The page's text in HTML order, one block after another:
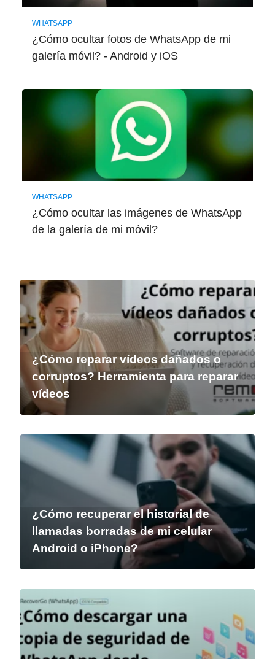
WHATSAPP
¿Cómo ocultar fotos de WhatsApp de mi
galería móvil? - Android y iOS
WHATSAPP
¿Cómo ocultar las imágenes de WhatsApp
de la galería de mi móvil?
¿Cómo reparar vídeos dañados o
corruptos? Herramienta para reparar
vídeos
¿Cómo recuperar el historial de
llamadas borradas de mi celular
Android o iPhone?